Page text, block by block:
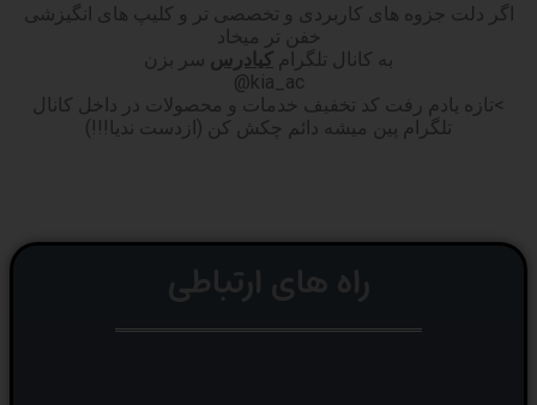
اگر دلت جزوه های کاربردی و تخصصی تر و کلیپ های انگیزشی
خفن تر میخاد
به کانال تلگرام کیادرس سر بزن
kia_ac@
>تازه یادم رفت کد تخفیف خدمات و محصولات در داخل کانال
تلگرام پین میشه دائم چکش کن (ازدست ندیا!!!)